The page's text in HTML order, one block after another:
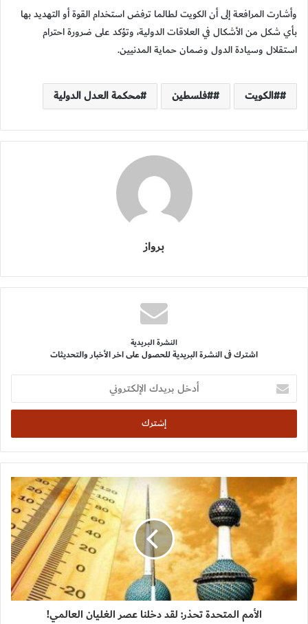
وأشارت المرافعة إلى أن الكويت لطالما ترفض استخدام القوة أو التهديد بها
بأي شكل من الأشكال في العلاقات الدولية، وتؤكد على ضرورة احترام
استقلال وسيادة الدول وضمان حماية المدنيين.
#الكويت #فلسطين محكمة العدل الدولية
برواز
النشرة البريدية
اشترك فى النشرة البريدية للحصول على اخر الأخبار والتحديثات
أدخل
بريدك
الإلكتروني
الأمم المتحدة تحذر: لقد دخلنا عصر الغليان العالمي!